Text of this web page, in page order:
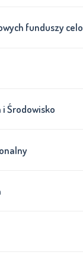
funduszy
Środowisko